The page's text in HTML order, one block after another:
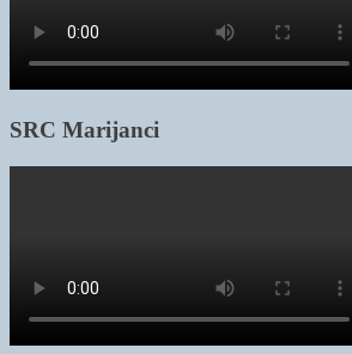
SRC Marijanci